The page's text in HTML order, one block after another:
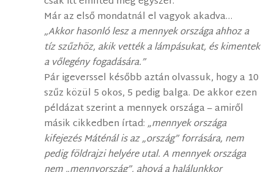
Már az első mondatnál el vagyok akadva…
„Akkor hasonló lesz a mennyek országa ahhoz a
tíz szűzhöz, akik vették a lámpásukat, és kimentek
a vőlegény fogadására.”
Pár igeverssel később aztán olvassuk, hogy a 10
szűz közül 5 okos, 5 pedig balga. De akkor ezen
példázat szerint a mennyek országa – amiről
másik cikkedben írtad:„mennyek országa
kifejezés Máténál is az „ország” forrására, nem
pedig földrajzi helyére utal. A mennyek országa